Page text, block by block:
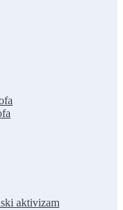
aktivizam